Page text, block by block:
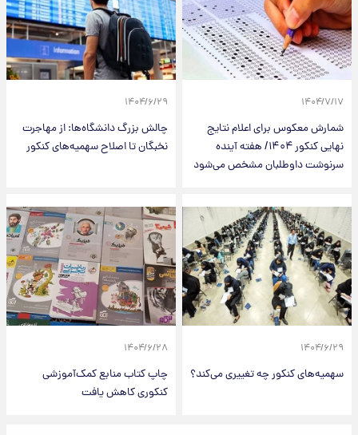
۱۴۰۴/۷/۱۷
شمارش معکوس برای اعلام نتایج
نهایی کنکور ۱۴۰۴/ هفته آینده
سرنوشت داوطلبان مشخص می‌شود
۱۴۰۴/۶/۲۹
چالش بزرگ دانشگاه‌ها: از مهاجرت
نخبگان تا اصلاح سهمیه‌های کنکور
۱۴۰۴/۶/۲۹
سهمیه‌های کنکور چه تغییری می‌کند؟
۱۴۰۴/۶/۲۸
چاپ کتاب منابع کمک‌آموزشی
کنکوری کاهش یافت